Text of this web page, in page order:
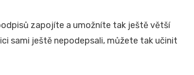
zapojíte a umožníte tak ještě větší
sami ještě nepodepsali, můžete tak učinit